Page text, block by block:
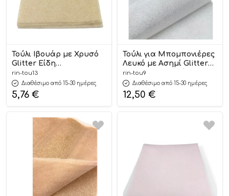
Τούλι Ιβουάρ με Χρυσό
Glitter Είδη
Συσκευασίας &
Μπομπονιέρας 25x25cm
(50τεμάχια) | ΤΟΥ13
Riniotis
rin-tou13
Διαθέσιμο από 15-30 ημέρες
5,76 €
Τούλι για Μπομπονιέρες
Λευκό με Ασημί Glitter
40x40cm–50 Τεμάχια |
ΤΟΥ9 Riniotis
rin-tou9
Διαθέσιμο από 15-30 ημέρες
12,50 €